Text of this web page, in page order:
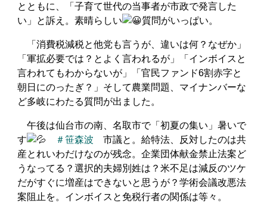
とともに、「子育て世代の当事者が市政で発言した
い」と訴え。素晴らしい
質問がいっぱい。
「消費税減税と他党も言うが、違いは何？なぜか」
「軍拡必要では？とよく言われるが」「インボイスと
言われてもわからないが」「官民ファンド6割赤字と
朝日にのったぎ？」そして農業問題、マイナンバーな
ど多岐にわたる質問が出ました。
午後は仙台市の南、名取市で「初夏の集い」暑いで
す
＃笹森波 市議と。給特法、反対したのは共
産とれいわだけなのが残念。企業団体献金禁止法案ど
うなってる？選択的夫婦別姓は？米不足は減反のツケ
だがすぐに増産はできないと思うが？学術会議改悪法
案阻止を。インボイスと免税行者の関係は等々。